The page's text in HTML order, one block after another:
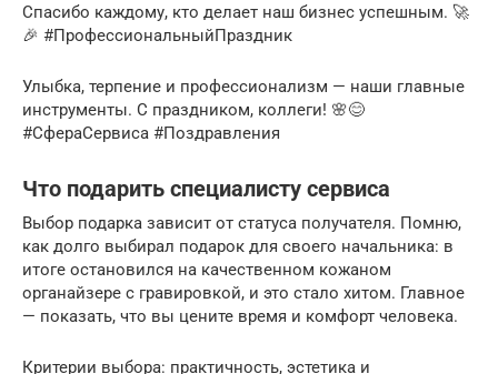
Спасибо каждому, кто делает наш бизнес успешным. 🚀
🎉 #ПрофессиональныйПраздник
Улыбка, терпение и профессионализм — наши главные
инструменты. С праздником, коллеги! 🌸😊
#СфераСервиса #Поздравления
Что подарить специалисту сервиса
Выбор подарка зависит от статуса получателя. Помню,
как долго выбирал подарок для своего начальника: в
итоге остановился на качественном кожаном
органайзере с гравировкой, и это стало хитом. Главное
— показать, что вы цените время и комфорт человека.
Критерии выбора: практичность, эстетика и